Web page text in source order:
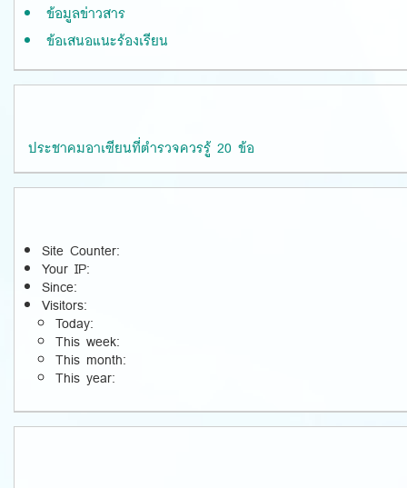
ข้อมูลข่าวสาร
ข้อเสนอแนะร้องเรียน
ประชาคมอาเซียนที่ตำรวจควรรู้ 20 ข้อ
Site Counter:
Your IP:
Since:
Visitors:
Today:
This week:
This month:
This year: